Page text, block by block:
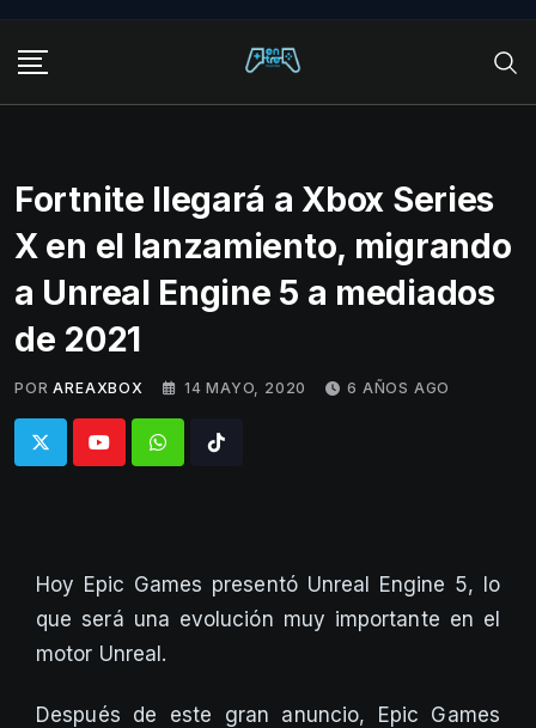
content
Fortnite llegará a Xbox Series
X en el lanzamiento, migrando
a Unreal Engine 5 a mediados
de 2021
POR AREAXBOX 14 MAYO, 2020 6 AÑOS AGO
WhatsappTiktok
Hoy Epic Games presentó Unreal Engine 5, lo
que será una evolución muy importante en el
motor Unreal.
Después de este gran anuncio, Epic Games